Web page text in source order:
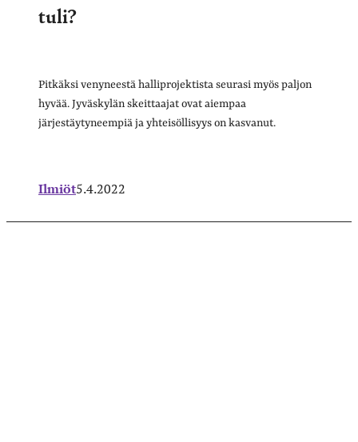
tuli?
Pitkäksi venyneestä halliprojektista seurasi myös paljon
hyvää. Jyväskylän skeittaajat ovat aiempaa
järjestäytyneempiä ja yhteisöllisyys on kasvanut.
Ilmiöt5.4.2022